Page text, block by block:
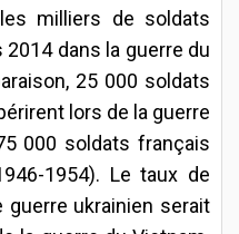
milliers de soldats
dans la guerre du
25 000 soldats
lors de la guerre
000 soldats français
1954). Le taux de
ukrainien serait